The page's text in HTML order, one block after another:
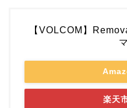
【VOLCOM】
楽天